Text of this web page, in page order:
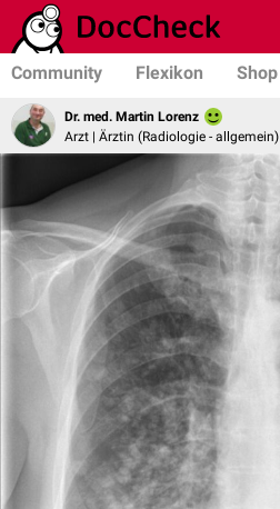
Community Flexikon Shop
Dr. med. Martin Lorenz
Arzt | Ärztin (Radiologie - allgemein)